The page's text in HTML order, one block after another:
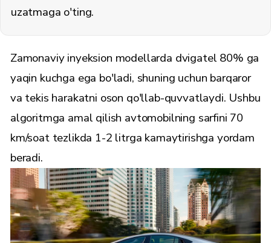
uzatmaga o'ting.
Zamonaviy inyeksion modellarda dvigatel 80% ga
yaqin kuchga ega bo'ladi, shuning uchun barqaror
va tekis harakatni oson qo'llab-quvvatlaydi. Ushbu
algoritmga amal qilish avtomobilning sarfini 70
km/soat tezlikda 1-2 litrga kamaytirishga yordam
beradi.